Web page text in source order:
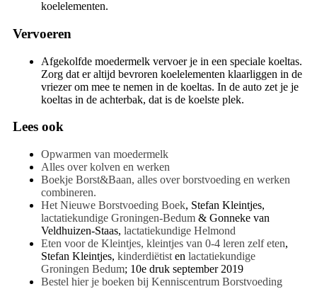
koelelementen.
Vervoeren
Afgekolfde moedermelk vervoer je in een speciale koeltas.
Zorg dat er altijd bevroren koelelementen klaarliggen in de
vriezer om mee te nemen in de koeltas. In de auto zet je je
koeltas in de achterbak, dat is de koelste plek.
Lees ook
Opwarmen van moedermelk
Alles over kolven en werken
Boekje Borst&Baan, alles over borstvoeding en werken
combineren.
Het Nieuwe Borstvoeding Boek, Stefan Kleintjes,
lactatiekundige Groningen-Bedum & Gonneke van
Veldhuizen-Staas, lactatiekundige Helmond
Eten voor de Kleintjes, kleintjes van 0-4 leren zelf eten,
Stefan Kleintjes, kinderdiëtist en lactatiekundige
Groningen Bedum; 10e druk september 2019
Bestel hier je boeken bij Kenniscentrum Borstvoeding